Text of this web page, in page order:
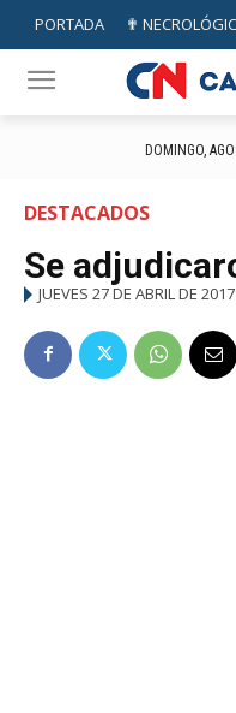
PORTADA ✟
DOMINGO,
DESTACADOS
Se
JUEVES 27 DE ABRIL DE 2017